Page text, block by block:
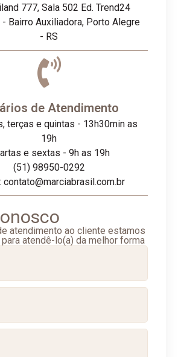
777, Sala 502 Ed. Trend24
Bairro Auxiliadora, Porto Alegre
- RS
de Atendimento
terças e quintas - 13h30min as
19h
e sextas - 9h as 19h
(51) 98950-0292
contato@marciabrasil.com.br
atendimento ao cliente estamos
atendê-lo(a) da melhor forma